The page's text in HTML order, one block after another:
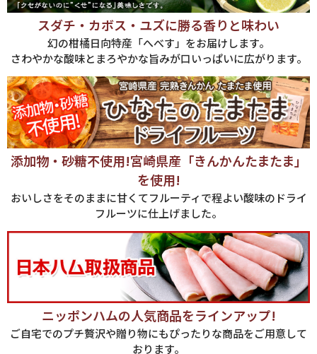
スダチ・カボス・ユズに勝る香りと味わい
幻の柑橘日向特産「へべす」をお届けします。
さわやかな酸味とまろやかな旨みが口いっぱいに広がります。
添加物・砂糖不使用!宮崎県産「きんかんたまたま」
を使用!
おいしさをそのままに甘くてフルーティで程よい酸味のドライ
フルーツに仕上げました。
ニッポンハムの人気商品をラインアップ!
ご自宅でのプチ贅沢や贈り物にもぴったりな商品をご用意して
おります。